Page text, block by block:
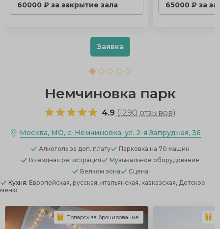
60000 ₽ за закрытие зала 65000 ₽ за
Заявка
Немчиновка парк
4.9 (1290 отзывов)
Москва, МО, с. Немчиновка, ул. 2-я Запрудная, 36
Алкоголь за доп. плату Парковка на 70 машин
Выездная регистрация
Музыкальное оборудование
Велком зона
Сцена
Кухня: Европейская, русская, итальянская, кавказская, Детское
меню
Подарок за бронирование